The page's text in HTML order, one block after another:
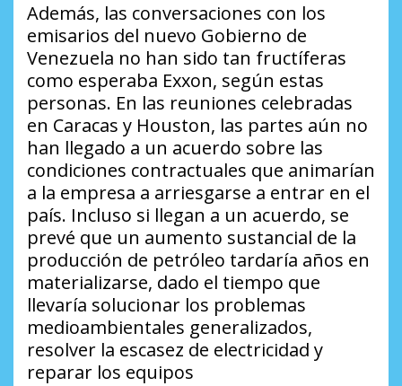
Además, las conversaciones con los
emisarios del nuevo Gobierno de
Venezuela no han sido tan fructíferas
como esperaba Exxon, según estas
personas. En las reuniones celebradas
en Caracas y Houston, las partes aún no
han llegado a un acuerdo sobre las
condiciones contractuales que animarían
a la empresa a arriesgarse a entrar en el
país. Incluso si llegan a un acuerdo, se
prevé que un aumento sustancial de la
producción de petróleo tardaría años en
materializarse, dado el tiempo que
llevaría solucionar los problemas
medioambientales generalizados,
resolver la escasez de electricidad y
reparar los equipos